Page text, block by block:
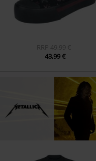
RRP 49,99 €
43,99 €